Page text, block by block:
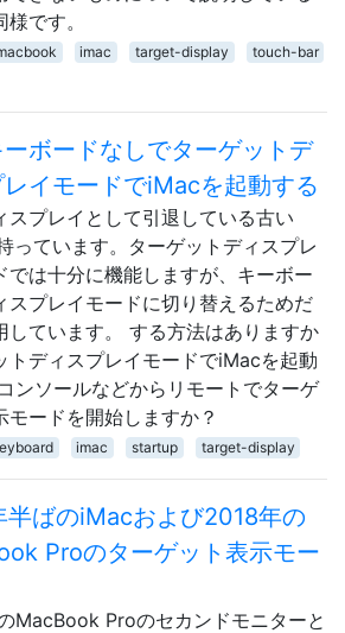
です。
imac target-display touch-bar
ボードなしでターゲットデ
レイモードでiMacを起動する
スプレイとして引退している古い
っています。ターゲットディスプレ
では十分に機能しますが、キーボー
スプレイモードに切り替えるためだ
しています。 する方法はありますか
トディスプレイモードでiMacを起動
ンソールなどからリモートでターゲ
モードを開始しますか？
imac startup target-display
半ばのiMacおよび2018年の
Proのターゲット表示モー
MacBook Proのセカンドモニターと